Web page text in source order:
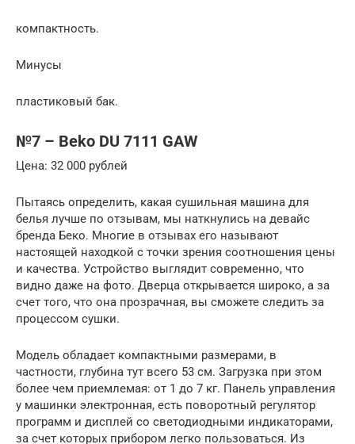
компактность.
Минусы
пластиковый бак.
№7 – Beko DU 7111 GAW
Цена: 32 000 рублей
Пытаясь определить, какая сушильная машина для
белья лучше по отзывам, мы наткнулись на девайс
бренда Беко. Многие в отзывах его называют
настоящей находкой с точки зрения соотношения цены
и качества. Устройство выглядит современно, что
видно даже на фото. Дверца открывается широко, а за
счет того, что она прозрачная, вы сможете следить за
процессом сушки.
Модель обладает компактными размерами, в
частности, глубина тут всего 53 см. Загрузка при этом
более чем приемлемая: от 1 до 7 кг. Панель управления
у машинки электронная, есть поворотный регулятор
программ и дисплей со светодиодными индикаторами,
за счет которых прибором легко пользоваться. Из